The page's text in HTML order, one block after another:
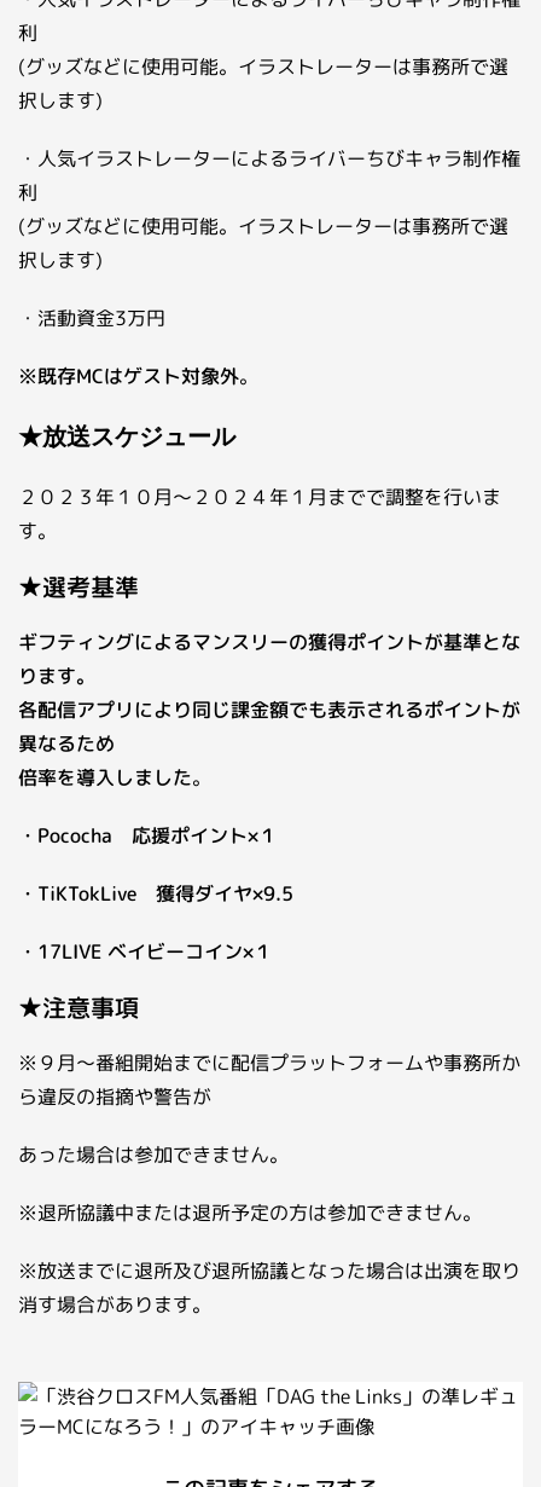
利
(グッズなどに使用可能。イラストレーターは事務所で選
択します)
・人気イラストレーターによるライバーちびキャラ制作権
利
(グッズなどに使用可能。イラストレーターは事務所で選
択します)
・活動資金3万円
※既存MCはゲスト対象外。
★放送スケジュール
２０２３年１０月～２０２４年１月までで調整を行いま
す。
★選考基準
ギフティングによるマンスリーの獲得ポイントが基準とな
ります。
各配信アプリにより同じ課金額でも表示されるポイントが
異なるため
倍率を導入しました。
・Pococha 応援ポイント×１
・TiKTokLive 獲得ダイヤ×9.5
・17LIVE ベイビーコイン×１
★注意事項
※９月～番組開始までに配信プラットフォームや事務所か
ら違反の指摘や警告が
あった場合は参加できません。
※退所協議中または退所予定の方は参加できません。
※放送までに退所及び退所協議となった場合は出演を取り
消す場合があります。